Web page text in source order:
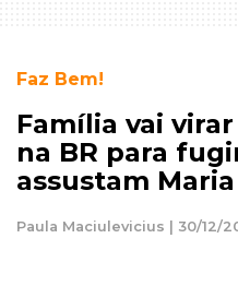
Faz Bem!
Família vai
na BR para
assustam Maria
Paula Maciulevicius | 30/12/